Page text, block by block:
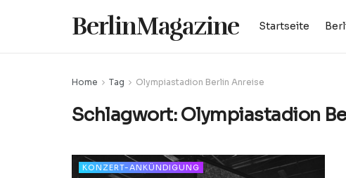
BerlinMagazine Startseite
Home Tag Olympiastadion Berlin Anreise
Schlagwort:Olympiastadion
KONZERT-ANKÜNDIGUNG